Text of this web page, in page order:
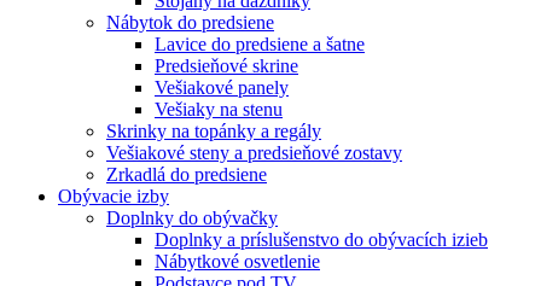
Nábytok do predsiene
Lavice do predsiene a šatne
Predsieňové skrine
Vešiakové panely
Vešiaky na stenu
Skrinky na topánky a regály
Vešiakové steny a predsieňové zostavy
Zrkadlá do predsiene
Obývacie izby
Doplnky do obývačky
Doplnky a príslušenstvo do obývacích izieb
Nábytkové osvetlenie